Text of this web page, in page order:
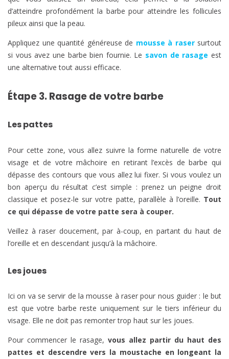
d’atteindre profondément la barbe pour atteindre les follicules
pileux ainsi que la peau.
Appliquez une quantité généreuse de mousse à rasersurtout
si vous avez une barbe bien fournie. Le savon de rasage est
une alternative tout aussi efficace.
Étape 3. Rasage de votre barbe
Les pattes
Pour cette zone, vous allez suivre la forme naturelle de votre
visage et de votre mâchoire en retirant l’excès de barbe qui
dépasse des contours que vous allez lui fixer. Si vous voulez un
bon aperçu du résultat c’est simple : prenez un peigne droit
classique et posez-le sur votre patte, parallèle à l’oreille. Tout
ce qui dépasse de votre patte sera à couper.
Veillez à raser doucement, par à-coup, en partant du haut de
l’oreille et en descendant jusqu’à la mâchoire.
Les joues
Ici on va se servir de la mousse à raser pour nous guider : le but
est que votre barbe reste uniquement sur le tiers inférieur du
visage. Elle ne doit pas remonter trop haut sur les joues.
Pour commencer le rasage, vous allez partir du haut des
pattes et descendre vers la moustache en longeant la